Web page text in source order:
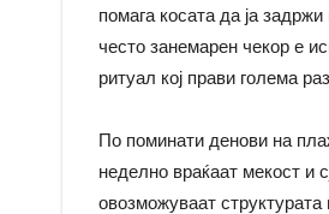
помага косата да ја
често занемарен чекор е
ритуал кој прави голема
По поминати денови на
неделно враќаат мекост и
овозможуваат